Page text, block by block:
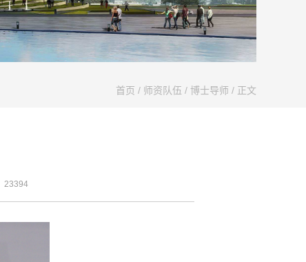
首页 / 师资队伍 / 博士导师 / 正文
23394